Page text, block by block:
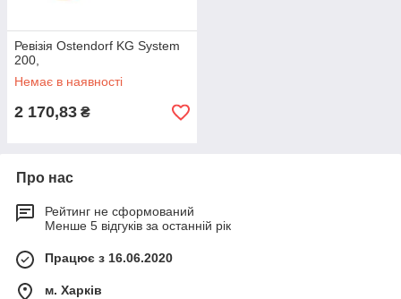
Ревізія Ostendorf KG System
200,
Немає в наявності
2 170,83 ₴
Про нас
Рейтинг не сформований
Менше 5 відгуків за останній рік
Працює з 16.06.2020
м. Харків